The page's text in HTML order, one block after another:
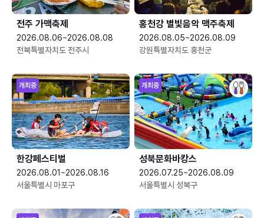
전주 가맥축제
2026.08.06~2026.08.08
전북특별자치도 전주시
홍천강 별빛음악 맥주축제
2026.08.05~2026.08.09
강원특별자치도 홍천군
개최중
한강페스티벌
2026.08.01~2026.08.16
서울특별시 마포구
개최중
성북문화바캉스
2026.07.25~2026.08.09
서울특별시 성북구